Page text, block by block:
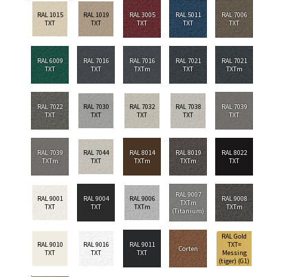
RAL 1015
TXT
RAL 1019
TXT
RAL 3005
TXT
RAL 5011
TXT
RAL 7006
TXT
RAL 6009
TXT
RAL 7016
TXT
RAL 7016
TXTm
RAL 7021
TXT
RAL 7021
TXTm
RAL 7022
TXT
RAL 7030
TXT
RAL 7032
TXT
RAL 7038
TXT
RAL 7039
TXT
RAL 7039
TXTm
RAL 7044
TXT
RAL 8014
TXTm
RAL 8019
TXTm
RAL 8022
TXT
RAL 9001
TXT
RAL 9004
TXT
RAL 9006
TXTm
RAL 9007
TXTm
(Titanium)
RAL 9008
TXTm
RAL 9010
TXT
RAL 9016
TXT
RAL 9011
TXT
Corten
RAL Gold
TXT=
Messing
(tiger) (G1)